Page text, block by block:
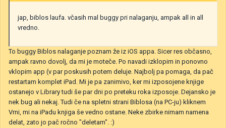
jap, biblos laufa. včasih mal buggy pri nalaganju, ampak all in all
vredno.
To buggy Biblos nalaganje poznam že iz iOS appa. Sicer res občasno,
ampak ravno dovolj, da mi je moteče. Po navadi izklopim in ponovno
vklopim app (v par poskusih potem deluje. Najbolj pa pomaga, da pač
restartam komplet iPad. Mi je pa zanimivo, ker mi izposojene knjige
ostanejo v Library tudi še par dni po preteku roka izposoje. Dejansko je
nek bug ali nekaj. Tudi če na spletni strani Biblosa (na PC-ju) kliknem
Vrni, mi na iPadu knjiga še vedno ostane. Neke zbirke nimam namena
delat, zato jo pač ročno "deletam". :)